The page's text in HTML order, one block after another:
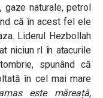
naturale, petrol
că în acest fel ele
Liderul Hezbollah
niciun rl în atacurile
spunând că
în cel mai mare
este măreață,